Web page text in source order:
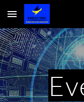
Skip to main content